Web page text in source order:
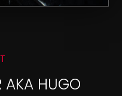
AKA HUGO